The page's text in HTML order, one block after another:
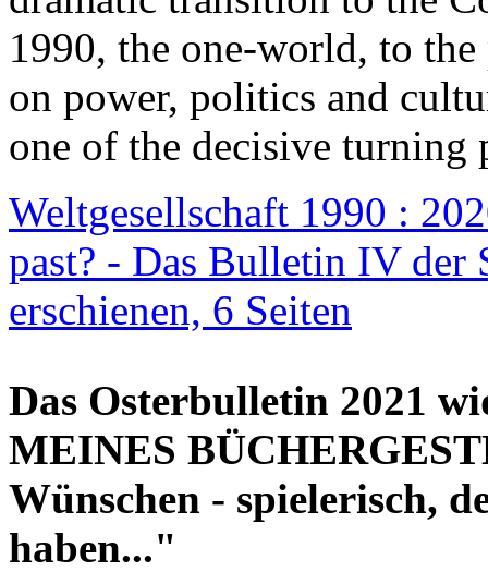
1990, the one-world, to the
on power, politics and
one of the decisive turning
Weltgesellschaft 1990 :
past? - Das Bulletin IV der
erschienen, 6 Seiten
Das Osterbulletin 2021
MEINES
Wünschen - spielerisch,
haben..."